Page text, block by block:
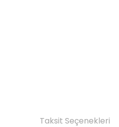
Taksit Seçenekleri